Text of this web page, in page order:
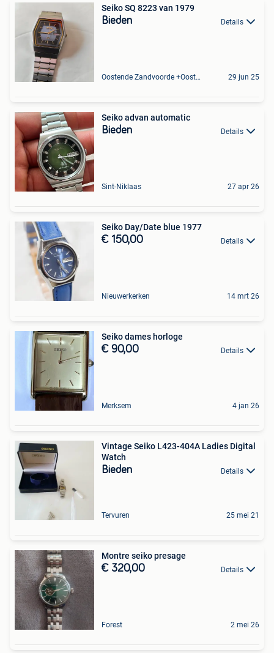
Seiko SQ 8223 van 1979
Bieden Details
Oostende Zandvoorde +Oostende 29 jun 25
Seiko advan automatic
Bieden Details
Sint-Niklaas 27 apr 26
Seiko Day/Date blue 1977
€ 150,00 Details
Nieuwerkerken 14 mrt 26
Seiko dames horloge
€ 90,00 Details
Merksem 4 jan 26
Vintage Seiko L423-404A Ladies Digital
Watch
Bieden Details
Tervuren 25 mei 21
Montre seiko presage
€ 320,00 Details
Forest 2 mei 26